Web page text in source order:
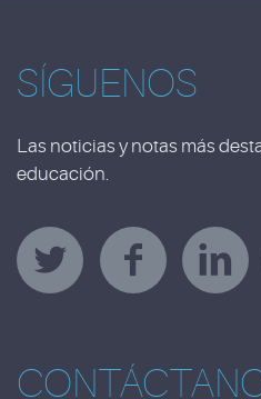
SÍGUENOS
Las noticias y notas más
educación.